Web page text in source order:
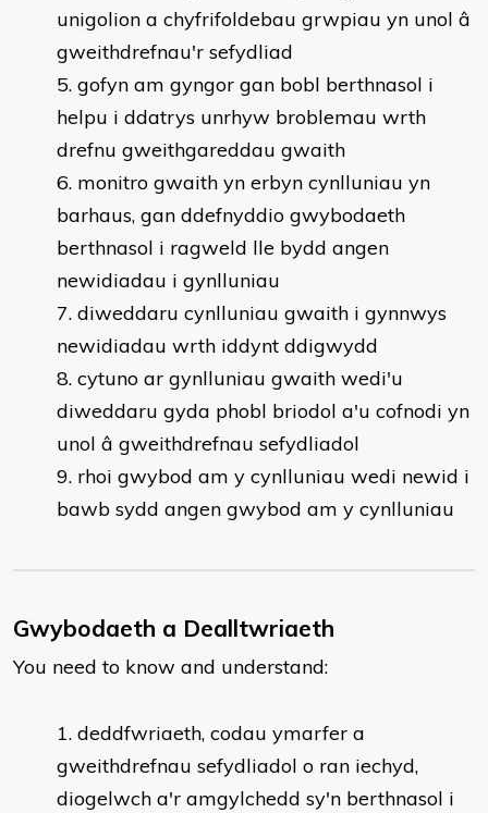
unigolion a chyfrifoldebau grwpiau yn unol â
gweithdrefnau'r sefydliad
gofyn am gyngor gan bobl berthnasol i
helpu i ddatrys unrhyw broblemau wrth
drefnu gweithgareddau gwaith
monitro gwaith yn erbyn cynlluniau yn
barhaus, gan ddefnyddio gwybodaeth
berthnasol i ragweld lle bydd angen
newidiadau i gynlluniau
diweddaru cynlluniau gwaith i gynnwys
newidiadau wrth iddynt ddigwydd
cytuno ar gynlluniau gwaith wedi'u
diweddaru gyda phobl briodol a'u cofnodi yn
unol â gweithdrefnau sefydliadol
rhoi gwybod am y cynlluniau wedi newid i
bawb sydd angen gwybod am y cynlluniau
Gwybodaeth a Dealltwriaeth
You need to know and understand:
deddfwriaeth, codau ymarfer a
gweithdrefnau sefydliadol o ran iechyd,
diogelwch a'r amgylchedd sy'n berthnasol i